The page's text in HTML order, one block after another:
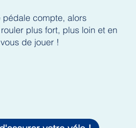
compte, alors
plus fort, plus loin et en
de jouer !